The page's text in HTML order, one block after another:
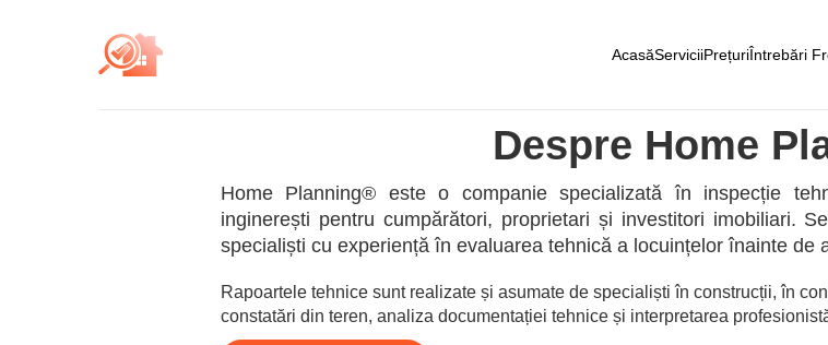
AcasăServiciiPrețuriÎntrebări
Despre Home
Home Planning® este o companie specializată în inspecție
inginerești pentru cumpărători, proprietari și investitori imobiliari.
specialiști cu experiență în evaluarea tehnică a locuințelor înainte de
Rapoartele tehnice sunt realizate și asumate de specialiști în construcții, în
constatări din teren, analiza documentației tehnice și interpretarea